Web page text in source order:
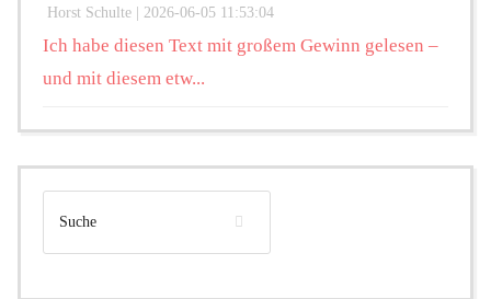
Horst Schulte | 2026-06-05 11:53:04
Ich habe diesen Text mit großem Gewinn gelesen –
und mit diesem etw...